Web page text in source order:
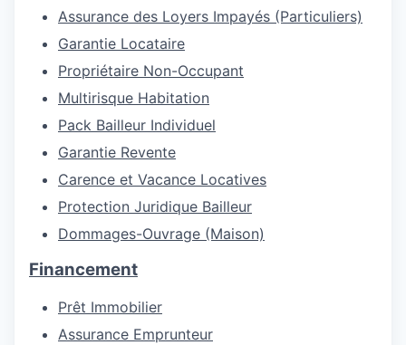
Assurance des Loyers Impayés (Particuliers)
Garantie Locataire
Propriétaire Non-Occupant
Multirisque Habitation
Pack Bailleur Individuel
Garantie Revente
Carence et Vacance Locatives
Protection Juridique Bailleur
Dommages-Ouvrage (Maison)
Financement
Prêt Immobilier
Assurance Emprunteur